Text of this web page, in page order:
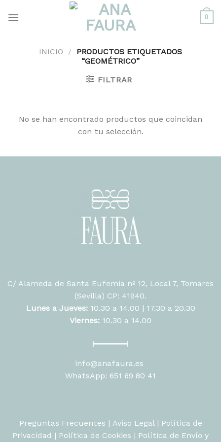
0
INICIO / PRODUCTOS ETIQUETADOS
“GEOMÉTRICO”
FILTRAR
No se han encontrado productos que coincidan
con tu selección.
C/ Alameda de Santa Eufemia nº 12, Local 7, Tomares
(Sevilla) CP: 41940.
Lunes a Jueves: 10.30 a 14.00 | 17.30 a 20.30
Viernes: 10.30 a 14.00
info@anafaura.es
WhatsApp: 651 69 80 41
Preguntas Frecuentes | Aviso Legal | Política de
Privacidad | Política de Cookies | Política de Envío y